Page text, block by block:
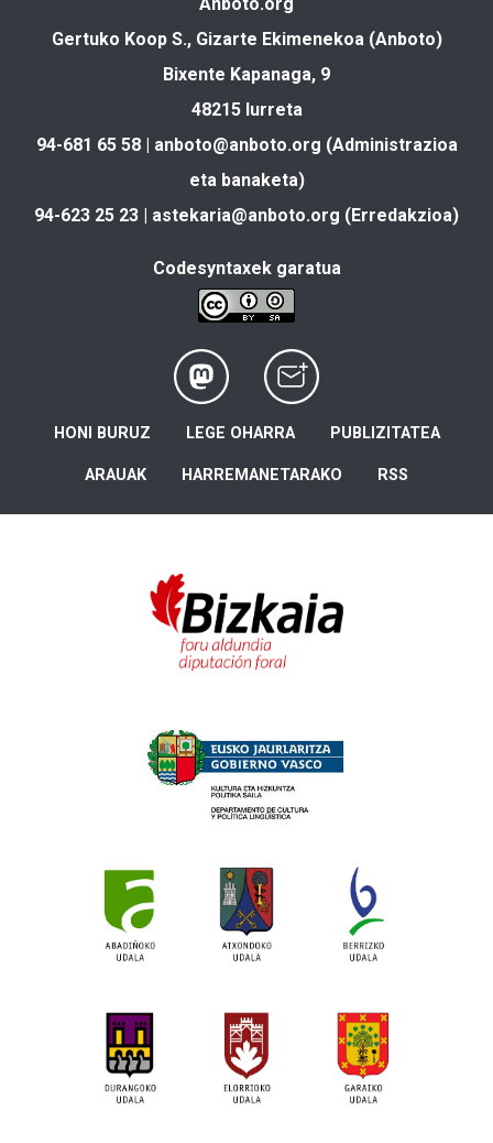
Anboto.org
Gertuko Koop S., Gizarte Ekimenekoa (Anboto)
Bixente Kapanaga, 9
48215 Iurreta
94-681 65 58 | anboto@anboto.org (Administrazioa
eta banaketa)
94-623 25 23 | astekaria@anboto.org (Erredakzioa)
Codesyntaxek garatua
HONI BURUZ LEGE OHARRA PUBLIZITATEA
ARAUAK HARREMANETARAKO RSS